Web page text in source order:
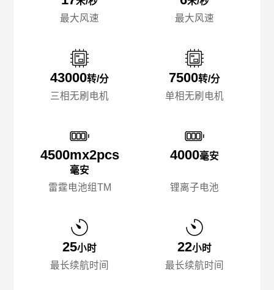
最大风速
43000转/分
三相无刷电机
4500mx️2pcs
毫安
雷霆电池组TM
25小时
最长续航时间
最大风速
7500转/分
单相无刷电机
4000毫安
锂离子电池
22小时
最长续航时间